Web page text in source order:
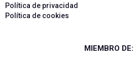
MIEMBRO DE:
Política de privacidad
Política de cookies